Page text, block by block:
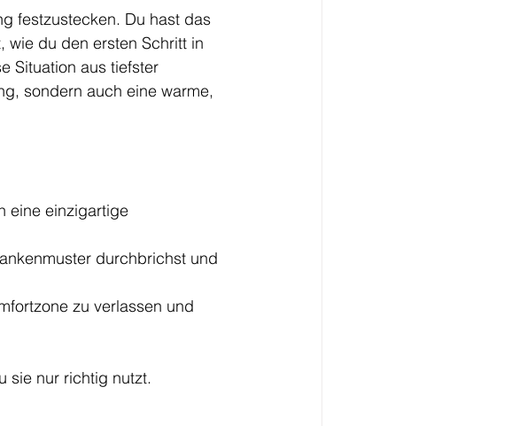
festzustecken. Du hast das
wie du den ersten Schritt in
Situation aus tiefster
sondern auch eine warme,
eine einzigartige
durchbrichst und
zu verlassen und
sie nur richtig nutzt.